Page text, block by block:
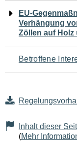
Navigation
für
den
EU-
Verhängung
Zöllen auf Holz
Betroffene
Inhalt dieser
(Mehr